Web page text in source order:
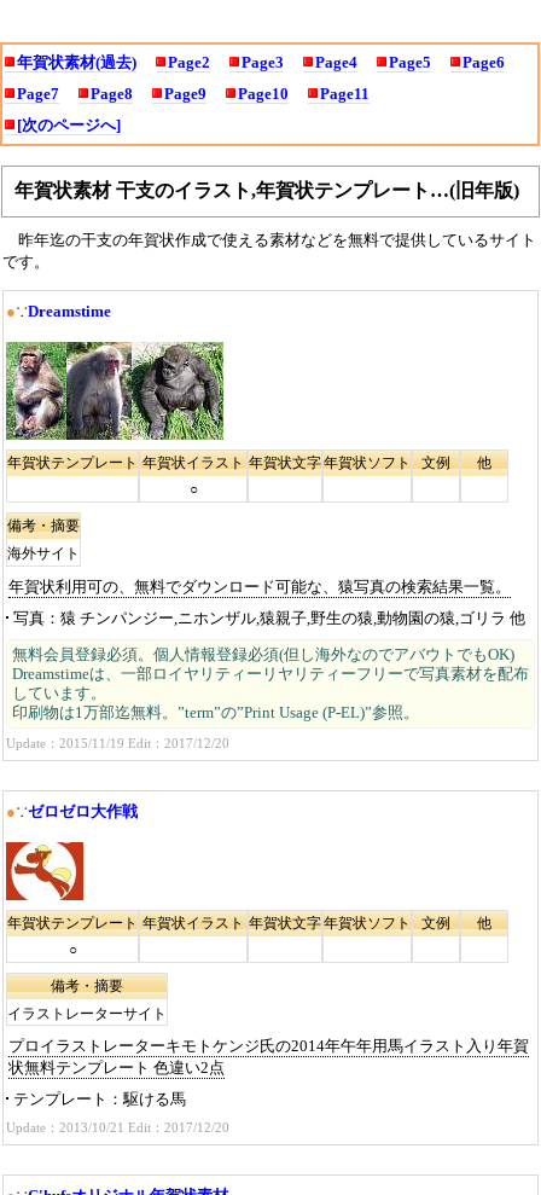
年賀状素材(過去) Page2 Page3 Page4 Page5
Page6
Page7
Page8 Page9 Page10
Page11
[次のページへ]
年賀状素材 干支のイラスト,年賀状テンプレート…(旧年版)
昨年迄の干支の年賀状作成で使える素材などを無料で提供しているサイト
です。
●∵Dreamstime
年賀状テンプレート 年賀状イラスト
○
年賀状文字年賀状ソフト 文例 他
備考・摘要
海外サイト
年賀状利用可の、無料でダウンロード可能な、猿写真の検索結果一覧。
写真
猿 チンパンジー,ニホンザル,猿親子,野生の猿,動物園の猿,ゴリラ 他
無料会員登録必須。個人情報登録必須(但し海外なのでアバウトでもOK)
Dreamstimeは、一部ロイヤリティーリヤリティーフリーで写真素材を配布
しています。
印刷物は1万部迄無料。”term”の”Print Usage (P-EL)”参照。
Update：2015/11/19 Edit：2017/12/20
●∵ゼロゼロ大作戦
年賀状テンプレート
○
年賀状イラスト 年賀状文字年賀状ソフト 文例 他
備考・摘要
イラストレーターサイト
プロイラストレーターキモトケンジ氏の2014年午年用馬イラスト入り年賀
状無料テンプレート 色違い2点
テンプレート
駆ける馬
Update：2013/10/21 Edit：2017/12/20